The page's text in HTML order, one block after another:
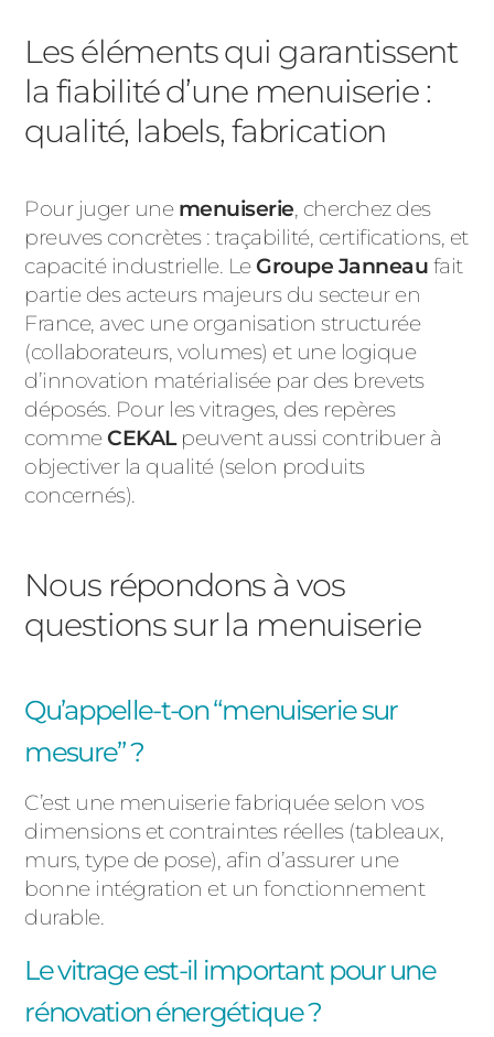
Les éléments qui garantissent
la fiabilité d’une menuiserie :
qualité, labels, fabrication
Pour juger une menuiserie, cherchez des
preuves concrètes : traçabilité, certifications, et
capacité industrielle. LeGroupe Janneau fait
partie des acteurs majeurs du secteur en
France, avec une organisation structurée
(collaborateurs, volumes) et une logique
d’innovation matérialisée par des brevets
déposés. Pour les vitrages, des repères
commeCEKALpeuvent aussi contribuer à
objectiver la qualité (selon produits
concernés).
Nous répondons à vos
questions sur la menuiserie
Qu’appelle-t-on “menuiserie sur
mesure” ?
C’est une menuiserie fabriquée selon vos
dimensions et contraintes réelles (tableaux,
murs, type de pose), afin d’assurer une
bonne intégration et un fonctionnement
durable.
Le vitrage est-il important pour une
rénovation énergétique ?